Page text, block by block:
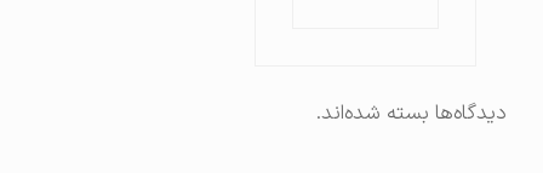
دیدگاه‌ها بسته شده‌اند.